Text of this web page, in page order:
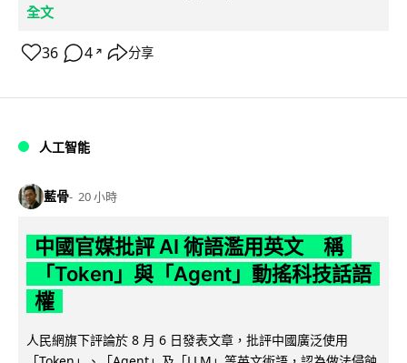
全文
36 4 ↗ 分享
人工智能
藍骨 20 小時
中國官媒批評 AI 術語濫用英文 稱
「Token」與「Agent」動搖科技話語
權
人民網旗下評論於 8 月 6 日發表文章，批評中國廣泛使用